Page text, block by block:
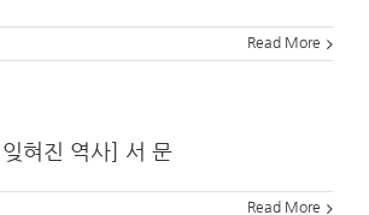
Read More
잊혀진 역사] 서 문
Read More